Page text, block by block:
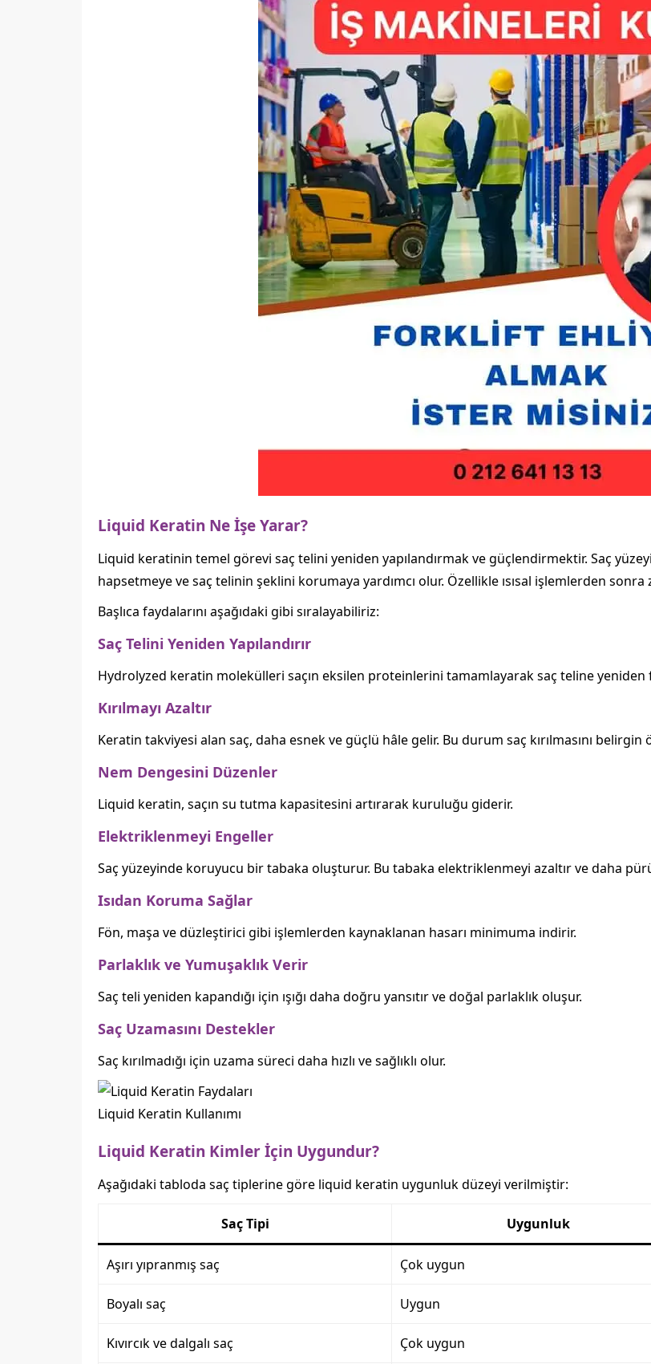
Liquid Keratin Ne İşe Yarar?
Liquid keratinin temel görevi saç telini yeniden yapılandırmak ve güçlendirmektir. Saç
hapsetmeye ve saç telinin şeklini korumaya yardımcı olur. Özellikle ısısal işlemlerden
Başlıca faydalarını aşağıdaki gibi sıralayabiliriz:
Saç Telini Yeniden Yapılandırır
Hydrolyzed keratin molekülleri saçın eksilen proteinlerini tamamlayarak saç teline yeniden
Kırılmayı Azaltır
Keratin takviyesi alan saç, daha esnek ve güçlü hâle gelir. Bu durum saç kırılmasını belirgin
Nem Dengesini Düzenler
Liquid keratin, saçın su tutma kapasitesini artırarak kuruluğu giderir.
Elektriklenmeyi Engeller
Saç yüzeyinde koruyucu bir tabaka oluşturur. Bu tabaka elektriklenmeyi azaltır ve daha
Isıdan Koruma Sağlar
Fön, maşa ve düzleştirici gibi işlemlerden kaynaklanan hasarı minimuma indirir.
Parlaklık ve Yumuşaklık Verir
Saç teli yeniden kapandığı için ışığı daha doğru yansıtır ve doğal parlaklık oluşur.
Saç Uzamasını Destekler
Saç kırılmadığı için uzama süreci daha hızlı ve sağlıklı olur.
Liquid Keratin Kullanımı
Liquid Keratin Kimler İçin Uygundur?
Aşağıdaki tabloda saç tiplerine göre liquid keratin uygunluk düzeyi verilmiştir:
Saç Tipi Uygunluk
Aşırı yıpranmış saç Çok uygun
Boyalı saç Uygun
Kıvırcık ve dalgalı saç Çok uygun